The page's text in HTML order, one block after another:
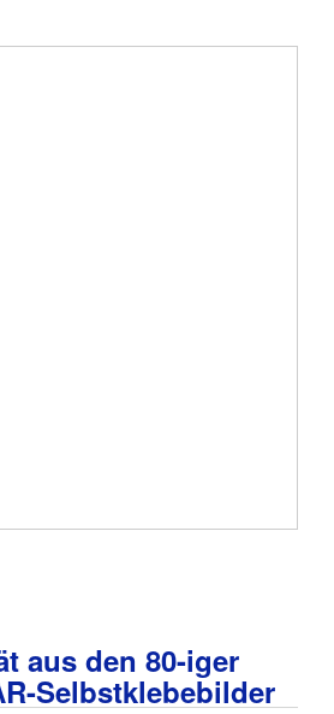
aus den 80-iger
Selbstklebebilder